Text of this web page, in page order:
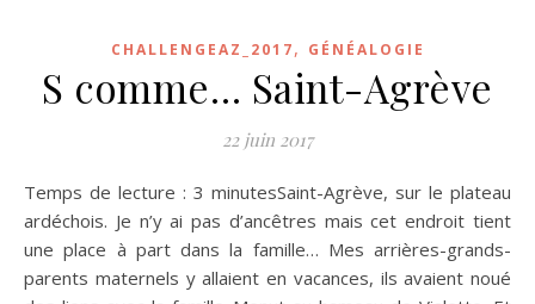
CHALLENGEAZ_2017, GÉNÉALOGIE
S comme… Saint-Agrève
22 juin 2017
Temps de lecture : 3 minutesSaint-Agrève, sur le plateau
ardéchois. Je n’y ai pas d’ancêtres mais cet endroit tient
une place à part dans la famille… Mes arrières-grands-
parents maternels y allaient en vacances, ils avaient noué